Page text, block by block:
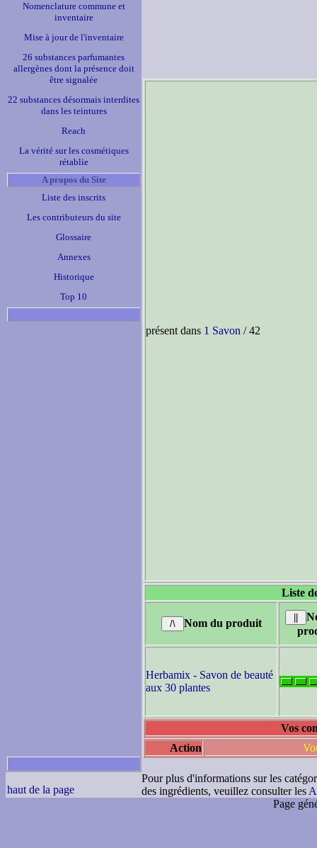
Nomenclature commune et
inventaire
Mise à jour de l'inventaire
26 substances parfumantes
allergènes dont la présence doit
être signalée
22 substances désormais interdites
dans les teintures
Reach
La vérité sur les cosmétiques
rétablie
A propos du Site
Liste des inscrits
Les contributeurs du site
Glossaire
Annexes
Historique
Top 10
présent dans 1 Savon / 42
Liste
Nom du produit
Herbamix - Savon de beauté
aux 30 plantes
Vos
Action
haut de la page
Pour plus d'informations sur les
des ingrédients, veuillez consulter les
Page